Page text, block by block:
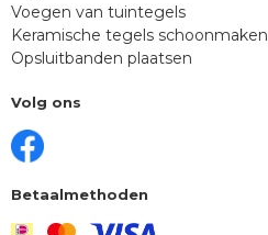
Voegen van tuintegels
Keramische tegels schoonmaken
Opsluitbanden plaatsen
Volg ons
Betaalmethoden